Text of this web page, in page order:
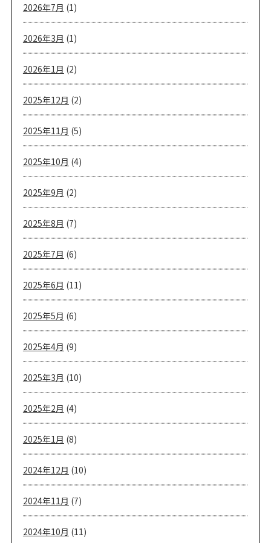
2026年7月 (1)
2026年3月 (1)
2026年1月 (2)
2025年12月 (2)
2025年11月 (5)
2025年10月 (4)
2025年9月 (2)
2025年8月 (7)
2025年7月 (6)
2025年6月 (11)
2025年5月 (6)
2025年4月 (9)
2025年3月 (10)
2025年2月 (4)
2025年1月 (8)
2024年12月 (10)
2024年11月 (7)
2024年10月 (11)